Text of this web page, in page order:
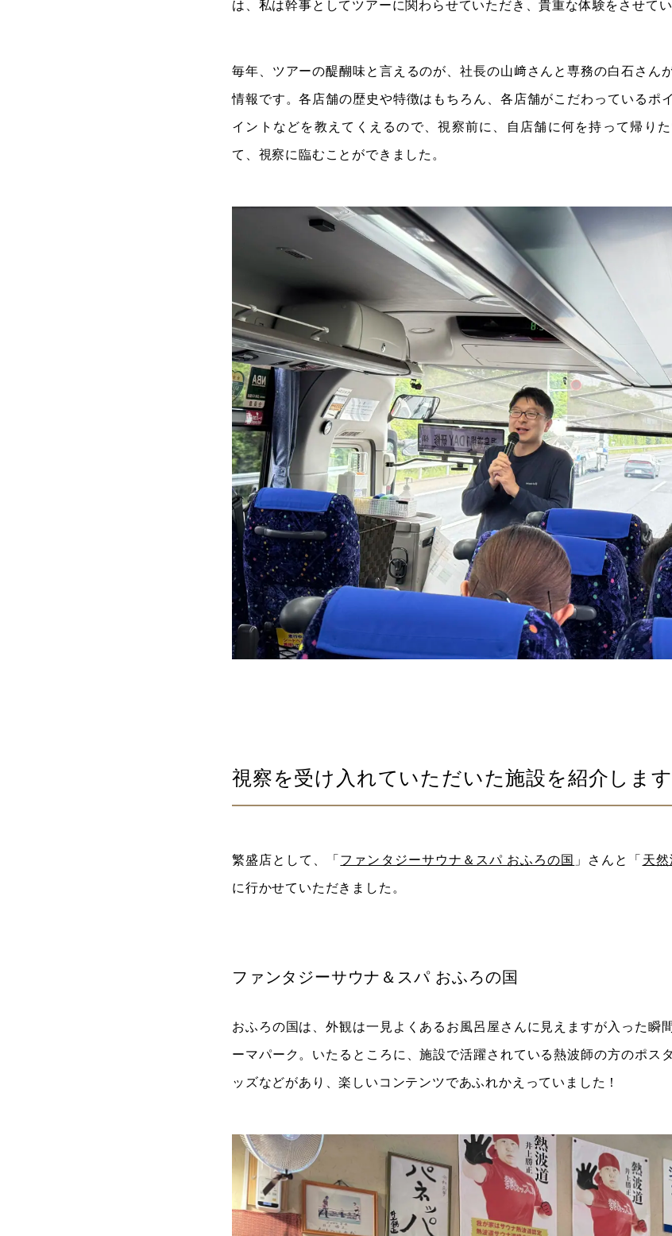
は、私は幹事としてツアーに関わらせていただき、貴重な体験をさせてい
毎年、ツアーの醍醐味と言えるのが、社長の山﨑さんと専務の白石さん
情報です。各店舗の歴史や特徴はもちろん、各店舗がこだわっているポ
イントなどを教えてくえるので、視察前に、自店舗に何を持って帰り
て、視察に臨むことができました。
視察を受け入れていただいた施設を紹介します
繁盛店として、「 ファンタジーサウナ＆スパ おふろの国 」さんと「 天
に行かせていただきました。
ファンタジーサウナ＆スパ おふろの国
おふろの国は、外観は一見よくあるお風呂屋さんに見えますが入った瞬
ーマパーク。いたるところに、施設で活躍されている熱波師の方のポス
ッズなどがあり、楽しいコンテンツであふれかえっていました！